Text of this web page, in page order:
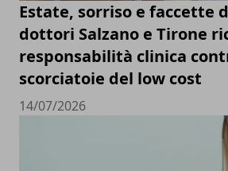
Estate, sorriso e faccette
dottori Salzano e Tirone
responsabilità clinica
scorciatoie del low cost
14/07/2026